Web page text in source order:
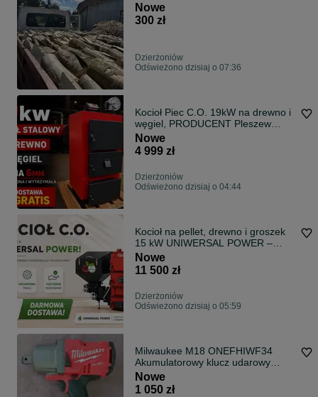
Nowe
300 zł
Dzierżoniów
Odświeżono dzisiaj o 07:36
Kocioł Piec C.O. 19kW na drewno i
węgiel, PRODUCENT Pleszew
Dostawa 48h 35lat w branży
Nowe
4 999 zł
Dzierżoniów
Odświeżono dzisiaj o 04:44
Kocioł na pellet, drewno i groszek
15 kW UNIWERSAL POWER –
wydajny piec CO do
ekonomicznego ogrzewania domu.
Nowe
11 500 zł
Dzierżoniów
Odświeżono dzisiaj o 05:59
Milwaukee M18 ONEFHIWF34
Akumulatorowy klucz udarowy
nowy
Nowe
1 050 zł